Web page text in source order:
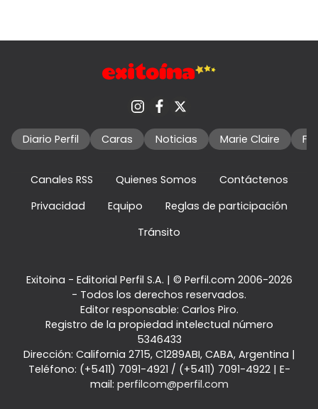
Diario Perfil Caras Noticias Marie Claire
Canales RSS Quienes Somos
Contáctenos
Privacidad
Equipo
Reglas de participación
Tránsito
Exitoina - Editorial Perfil S.A. | © Perfil.com 2006-2026
- Todos los derechos reservados.
Editor responsable: Carlos Piro.
Registro de la propiedad intelectual número
5346433
Dirección: California 2715, C1289ABI, CABA, Argentina |
Teléfono: (+5411) 7091-4921 / (+5411) 7091-4922| E-
mail: perfilcom@perfil.com